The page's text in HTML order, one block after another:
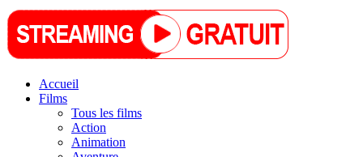
Accueil
Films
Tous les films
Action
Animation